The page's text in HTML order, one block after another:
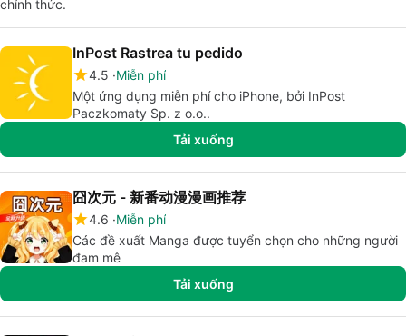
chính thức.
InPost Rastrea tu pedido
4.5 Miễn phí
Một ứng dụng miễn phí cho iPhone, bởi InPost
Paczkomaty Sp. z o.o..
Tải xuống
囧次元 - 新番动漫漫画推荐
4.6 Miễn phí
Các đề xuất Manga được tuyển chọn cho những người
đam mê
Tải xuống